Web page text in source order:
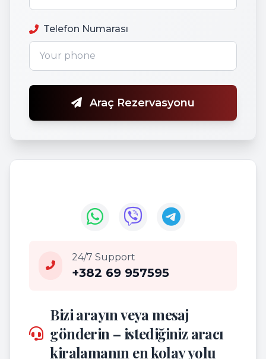
Telefon Numarası
Araç Rezervasyonu
24/7 Support
+382 69 957595
Bizi arayın veya mesaj
gönderin – istediğiniz aracı
kiralamanın en kolay yolu